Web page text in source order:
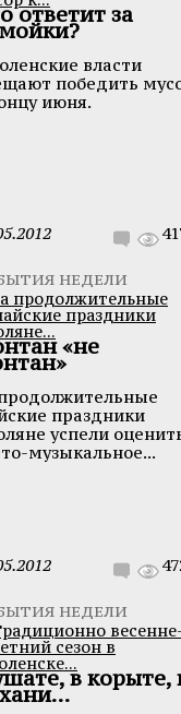
ответит за
власти
победить
июня.
НЕДЕЛИ
«не
праздники
успели
музыкальное...
НЕДЕЛИ
в корыте,